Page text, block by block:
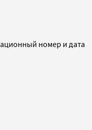
номер и дата